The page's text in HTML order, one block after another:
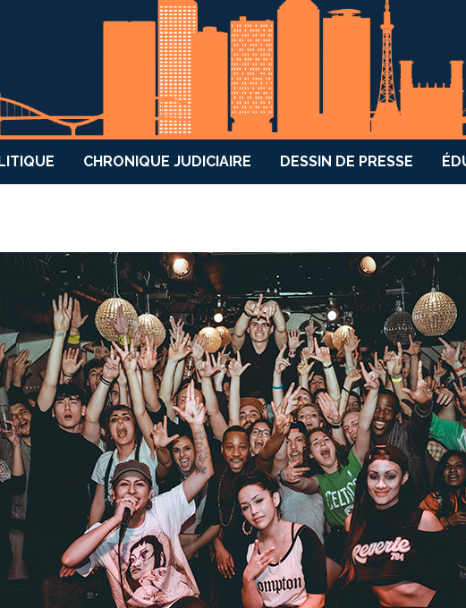
CHRONIQUE JUDICIAIRE DESSIN DE PRESSE